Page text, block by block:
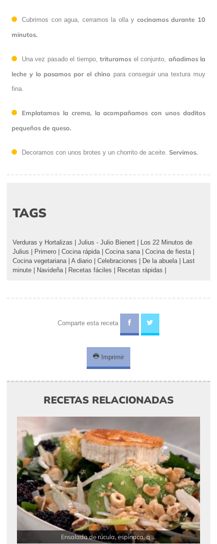
Cubrimos con agua, cerramos la olla y cocinamos durante 10
minutos.
Una vez pasado el tiempo,trituramos el conjunto, añadimos la
leche y lo pasamos por el chino para conseguir una textura muy
fina.
Emplatamos la crema, la acompañamos con unos daditos
pequeños de queso.
Decoramos con unos brotes y un chorrito de aceite. Servimos.
TAGS
Verduras y Hortalizas Julius - Julio Bienert
Los 22 Minutos de
Julius
Primero Cocina rápida| Cocina sana| Cocina de fiesta|
Cocina vegetariana| A diario Celebraciones De la abuela|
Last
minute
Navideña| Recetas fáciles Recetas rápidas
Comparte esta receta
Imprimir
RECETAS RELACIONADAS
Ensalada de rúcula, espinaca, q ...